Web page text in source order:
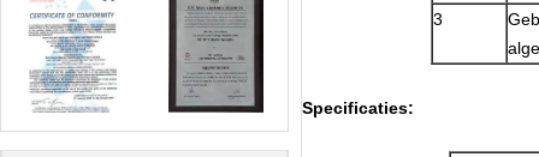
3
Specificaties: